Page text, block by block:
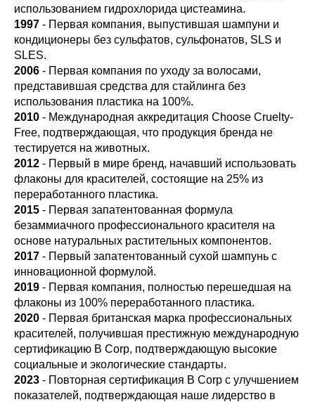
использованием гидрохлорида цистеамина.
1997 - Первая компания, выпустившая шампуни и
кондиционеры без сульфатов, сульфонатов, SLS и
SLES.
2006 - Первая компания по уходу за волосами,
представившая средства для стайлинга без
использования пластика на 100%.
2010 - Международная аккредитация Choose Cruelty-
Free, подтверждающая, что продукция бренда не
тестируется на животных.
2012 - Первый в мире бренд, начавший использовать
флаконы для красителей, состоящие на 25% из
переработанного пластика.
2015 - Первая запатентованная формула
безаммиачного профессионального красителя на
основе натуральных растительных компонентов.
2017 - Первый запатентованный сухой шампунь с
инновационной формулой.
2019 - Первая компания, полностью перешедшая на
флаконы из 100% переработанного пластика.
2020 - Первая британская марка профессиональных
красителей, получившая престижную международную
сертификацию B Corp, подтверждающую высокие
социальные и экологические стандарты.
2023 - Повторная сертификация B Corp с улучшением
показателей, подтверждающая наше лидерство в